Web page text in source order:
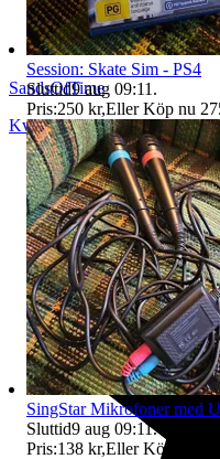
SandsOfTime
Kvänum,Sverige
Session: Skate Sim - PS4
Sluttid9 aug 09:11 .
Pris:250 kr,Eller Köp nu
SingStar Mikrofoner med
Sluttid9 aug 09:11.
Pris:138 kr,Eller Köp nu